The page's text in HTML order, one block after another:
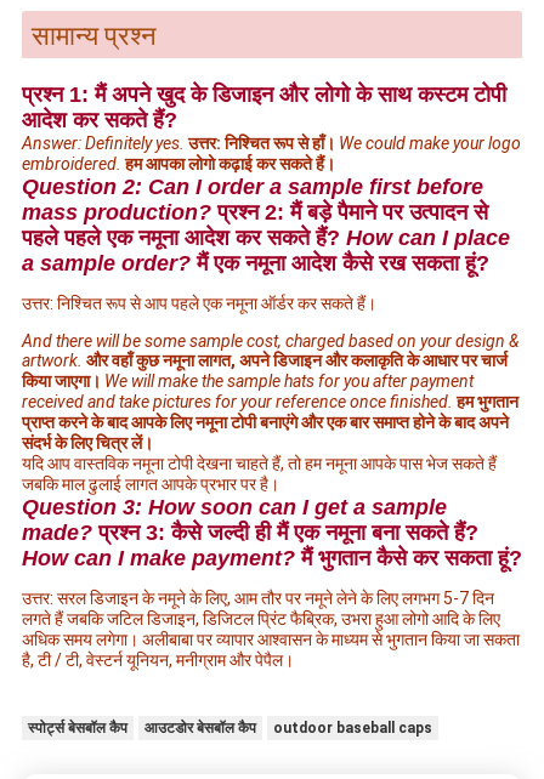
सामान्य प्रश्न
प्रश्न 1: मैं अपने खुद के डिजाइन और लोगो के साथ कस्टम टोपी
आदेश कर सकते हैं?
Answer: Definitely yes. उत्तर: निश्चित रूप से हाँ। We could make your logo
embroidered. हम आपका लोगो कढ़ाई कर सकते हैं।
Question 2: Can I order a sample first before
mass production? प्रश्न 2: मैं बड़े पैमाने पर उत्पादन से
पहले पहले एक नमूना आदेश कर सकते हैं? How can I place
a sample order? मैं एक नमूना आदेश कैसे रख सकता हूं?
उत्तर: निश्चित रूप से आप पहले एक नमूना ऑर्डर कर सकते हैं।
And there will be some sample cost, charged based on your design &
artwork. और वहाँ कुछ नमूना लागत, अपने डिजाइन और कलाकृति के आधार पर चार्ज
किया जाएगा। We will make the sample hats for you after payment
received and take pictures for your reference once finished. हम भुगतान
प्राप्त करने के बाद आपके लिए नमूना टोपी बनाएंगे और एक बार समाप्त होने के बाद अपने
संदर्भ के लिए चित्र लें।
यदि आप वास्तविक नमूना टोपी देखना चाहते हैं, तो हम नमूना आपके पास भेज सकते हैं
जबकि माल ढुलाई लागत आपके प्रभार पर है।
Question 3: How soon can I get a sample
made? प्रश्न 3: कैसे जल्दी ही मैं एक नमूना बना सकते हैं?
How can I make payment? मैं भुगतान कैसे कर सकता हूं?
उत्तर: सरल डिजाइन के नमूने के लिए, आम तौर पर नमूने लेने के लिए लगभग 5-7 दिन
लगते हैं जबकि जटिल डिजाइन, डिजिटल प्रिंट फैब्रिक, उभरा हुआ लोगो आदि के लिए
अधिक समय लगेगा। अलीबाबा पर व्यापार आश्वासन के माध्यम से भुगतान किया जा सकता
है, टी / टी, वेस्टर्न यूनियन, मनीग्राम और पेपैल।
स्पोर्ट्स बेसबॉल कैप आउटडोर बेसबॉल कैप outdoor baseball caps